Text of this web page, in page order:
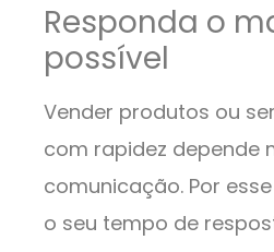
Responda o
possível
Vender produtos ou
com rapidez depende
comunicação. Por
o seu tempo de